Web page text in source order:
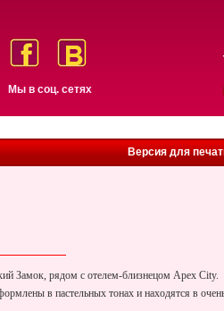
Мы в соц. сетях
Версия для
Замок, рядом с отелем-близнецом Apex City.
в пастельных тонах и находятся в